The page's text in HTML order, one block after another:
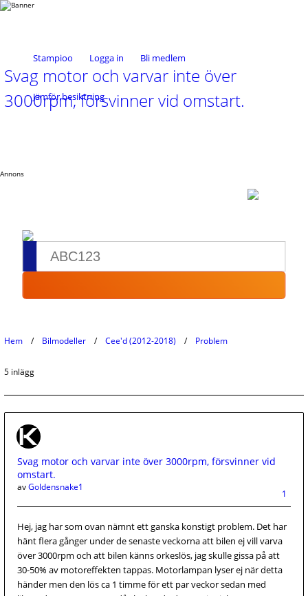
Stampioo Logga in Bli medlem
Jämför besiktning
Svag motor och varvar inte över
3000rpm, försvinner vid omstart.
Annons
Hem Bilmodeller Cee'd (2012-2018) Problem
5 inlägg
Svag motor och varvar inte över 3000rpm, försvinner vid
omstart.
1
avGoldensnake1
Hej, jag har som ovan nämnt ett ganska konstigt problem. Det har
hänt flera gånger under de senaste veckorna att bilen ej vill varva
över 3000rpm och att bilen känns orkeslös, jag skulle gissa på att
30-50% av motoreffekten tappas. Motorlampan lyser ej när detta
händer men den lös ca 1 timme för ett par veckor sedan med